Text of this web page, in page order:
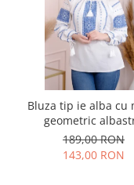
Bluza tip ie alba cu
geometric
Paraschiva 10
189,00 RON
143,00 RON